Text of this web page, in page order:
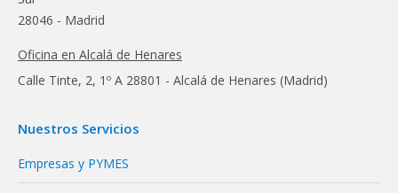
28046 - Madrid
Oficina en Alcalá de Henares
Calle Tinte, 2, 1º A 28801 - Alcalá de Henares (Madrid)
Nuestros Servicios
Empresas y PYMES